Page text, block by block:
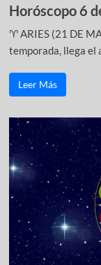
Horóscopo 6
♈ ARIES (21 DE
temporada, llega el
Leer Más